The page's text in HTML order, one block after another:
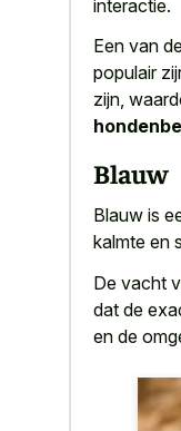
interactie.
Een van
populair
zijn,
Blauw
Blauw is
kalmte en
De vacht
dat de
en de